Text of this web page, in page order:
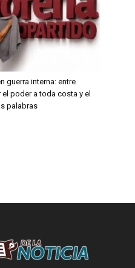
guerra interna: entre
el poder a toda costa y el
palabras